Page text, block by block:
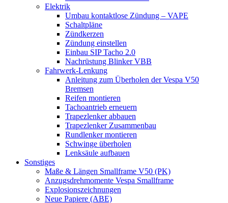
Elektrik
Umbau kontaktlose Zündung – VAPE
Schaltpläne
Zündkerzen
Zündung einstellen
Einbau SIP Tacho 2.0
Nachrüstung Blinker VBB
Fahrwerk-Lenkung
Anleitung zum Überholen der Vespa V50
Bremsen
Reifen montieren
Tachoantrieb erneuern
Trapezlenker abbauen
Trapezlenker Zusammenbau
Rundlenker montieren
Schwinge überholen
Lenksäule aufbauen
Sonstiges
Maße & Längen Smallframe V50 (PK)
Anzugsdrehmomente Vespa Smallframe
Explosionszeichnungen
Neue Papiere (ABE)